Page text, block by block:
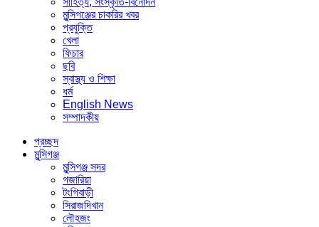
মুন্সিগঞ্জের চাকরির খবর
প্রযুক্তি
খেলা
ফিচার
ছবি
স্বাস্থ্য ও শিক্ষা
ধর্ম
English News
সম্পাদকীয়
প্রচ্ছদ
মুন্সিগঞ্জ
মুন্সিগঞ্জ সদর
গজারিয়া
টংগিবাড়ী
সিরাজদিখান
লৌহজং